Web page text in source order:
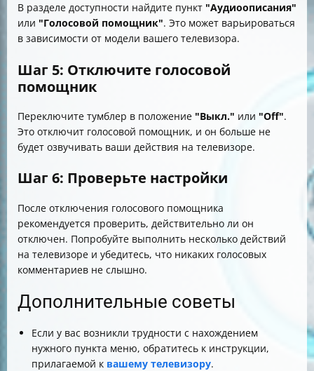
В разделе доступности найдите пункт "Аудиоописания"
или "Голосовой помощник". Это может варьироваться
в зависимости от модели вашего телевизора.
Шаг 5: Отключите голосовой
помощник
Переключите тумблер в положение "Выкл." или "Off".
Это отключит голосовой помощник, и он больше не
будет озвучивать ваши действия на телевизоре.
Шаг 6: Проверьте настройки
После отключения голосового помощника
рекомендуется проверить, действительно ли он
отключен. Попробуйте выполнить несколько действий
на телевизоре и убедитесь, что никаких голосовых
комментариев не слышно.
Дополнительные советы
Если у вас возникли трудности с нахождением
нужного пункта меню, обратитесь к инструкции,
прилагаемой к вашему телевизору.